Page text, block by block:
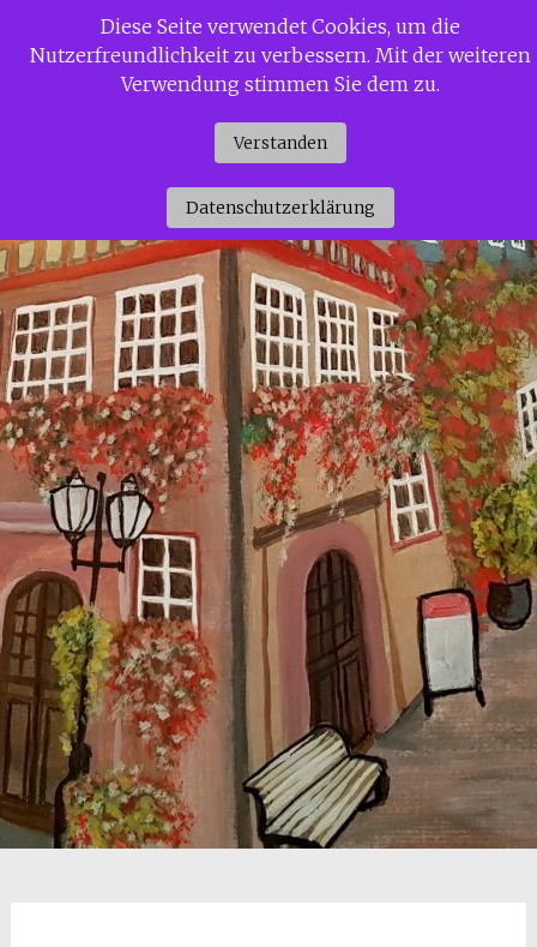
InhaltSiggi Gerdaus Welt
Diese Seite verwendet Cookies, um die
Nutzerfreundlichkeit zu verbessern. Mit der weiteren
Verwendung stimmen Sie dem zu.
Verstanden
Datenschutzerklärung